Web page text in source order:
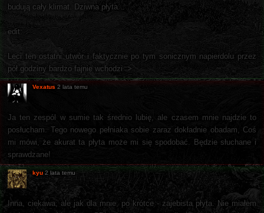
budują cały klimat. Dziwna płyta...
edit:
Leci ten ostatni utwór i faktycznie po tym sonicznym napierdolu przez
pół godziny bardzo fajnie wchodzi :>
Vexatus 2 lata temu
Ja ten zespól w sumie tak średnio lubię, ale czasem mnie najdzie to
posłucham. Tego nowego pełniaka sobie zaraz dokładnie obadam, Coś
mi mówi, że akurat ta płyta może mi się spodobać. Będzie słuchane i
sprawdzane!
kyu 2 lata temu
Inna, ciekawa, ale jak dla mnie, po krótce - zajebista płyta. Nie miałem